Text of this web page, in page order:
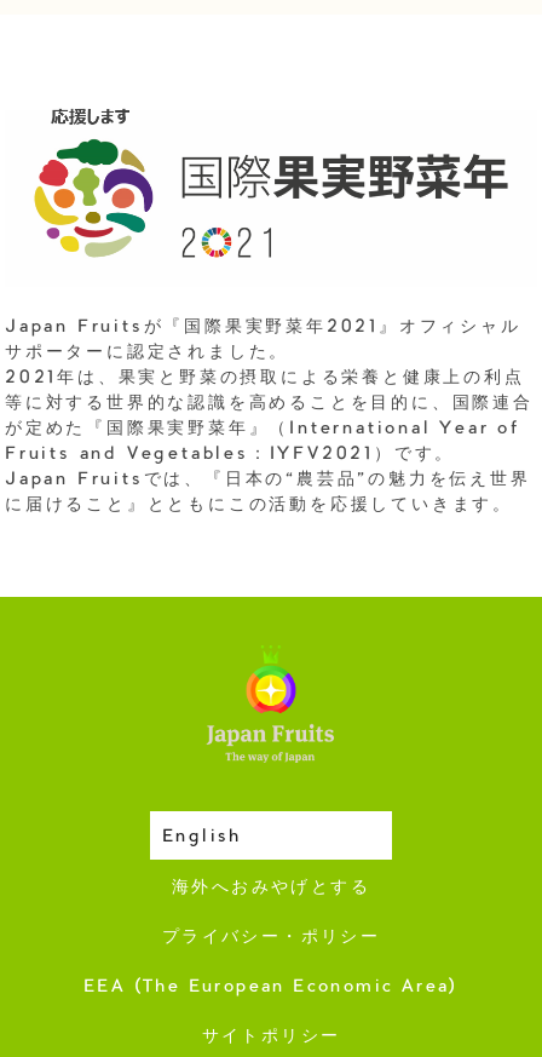
Japan Fruitsが『国際果実野菜年2021』オフィシャル
サポーターに認定されました。
2021年は、果実と野菜の摂取による栄養と健康上の利点
等に対する世界的な認識を高めることを目的に、国際連合
が定めた『国際果実野菜年』（International Year of
Fruits and Vegetables：IYFV2021）です。
Japan Fruitsでは、『日本の“農芸品”の魅力を伝え世界
に届けること』とともにこの活動を応援していきます。
English収穫カレンダー
海外へおみやげとする
プライバシー・ポリシー
EEA (The European Economic Area)
サイトポリシー